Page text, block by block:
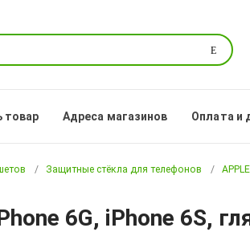
Поиск
товар Адреса магазинов Оплата и
Защитные стёкла для телефонов APPLE
6G, iPhone 6S,